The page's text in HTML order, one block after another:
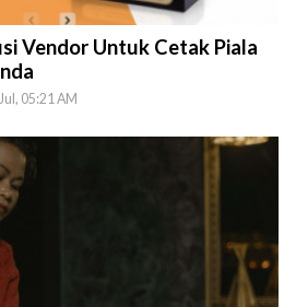
Vendor Untuk Cetak Piala
05:21 AM